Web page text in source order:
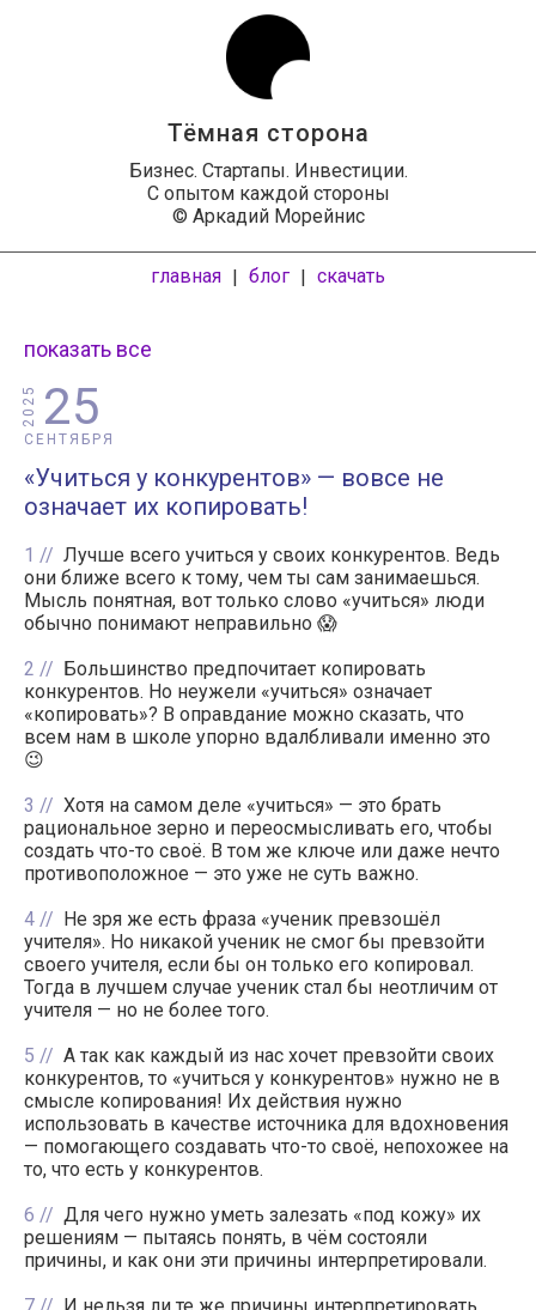
Тёмная сторона
Бизнес. Стартапы. Инвестиции.
С опытом каждой стороны
© Аркадий Морейнис
главная | блог | скачать
показать все
25
СЕНТЯБРЯ
2025
«Учиться у конкурентов» — вовсе не
означает их копировать!
1
Лучше всего учиться у своих конкурентов. Ведь
они ближе всего к тому, чем ты сам занимаешься.
Мысль понятная, вот только слово «учиться» люди
обычно понимают неправильно 😱
2
Большинство предпочитает копировать
конкурентов. Но неужели «учиться» означает
«копировать»? В оправдание можно сказать, что
всем нам в школе упорно вдалбливали именно это
😉
3
Хотя на самом деле «учиться» — это брать
рациональное зерно и переосмысливать его, чтобы
создать что-то своё. В том же ключе или даже нечто
противоположное — это уже не суть важно.
4
Не зря же есть фраза «ученик превзошёл
учителя». Но никакой ученик не смог бы превзойти
своего учителя, если бы он только его копировал.
Тогда в лучшем случае ученик стал бы неотличим от
учителя — но не более того.
5
А так как каждый из нас хочет превзойти своих
конкурентов, то «учиться у конкурентов» нужно не в
смысле копирования! Их действия нужно
использовать в качестве источника для вдохновения
— помогающего создавать что-то своё, непохожее на
то, что есть у конкурентов.
6
Для чего нужно уметь залезать «под кожу» их
решениям — пытаясь понять, в чём состояли
причины, и как они эти причины интерпретировали.
7
И нельзя ли те же причины интерпретировать